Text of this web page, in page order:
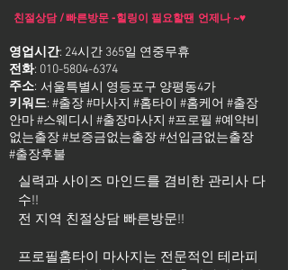
친절상담 / 빠른방문 -힐링이 필요할땐 언제나 ~♥
영업시간: 24시간 365일 연중무휴
전화: 010-5804-6374
주소:
키워드: #출장 #마사지 #홈타이 #홈케어 #출장
안마 #스웨디시 #출장마사지 #프로필 #예약비
없는출장 #보증금없는출장 #선입금없는출장
#출장후불
서울특별시 영등포구 양평동4가
실력과 사이즈 마인드를 겸비한 관리사 다
수!!
전 지역 친절상담 빠른방문!!
프로필홈타이 마사지는 전문적인 테라피